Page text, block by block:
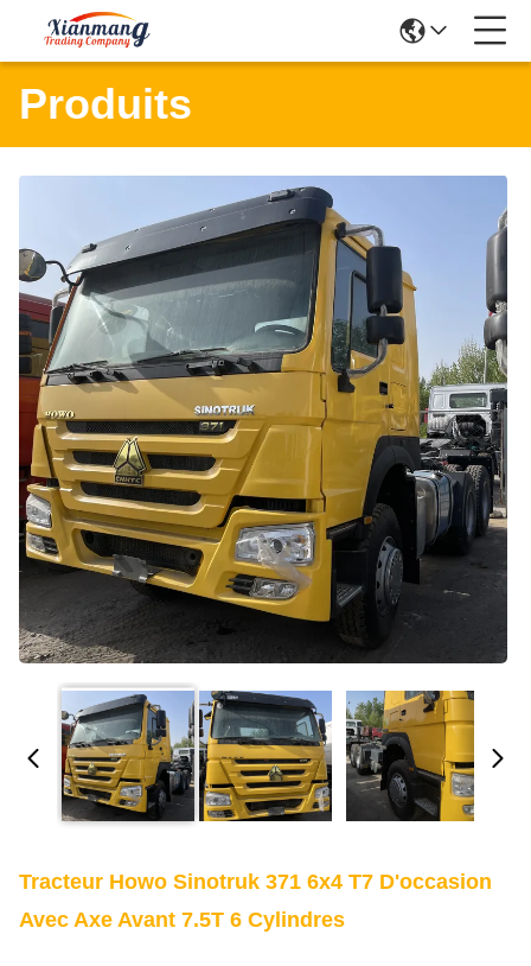
Produits
Tracteur Howo Sinotruk 371 6x4 T7 D'occasion
Avec Axe Avant 7.5T 6 Cylindres